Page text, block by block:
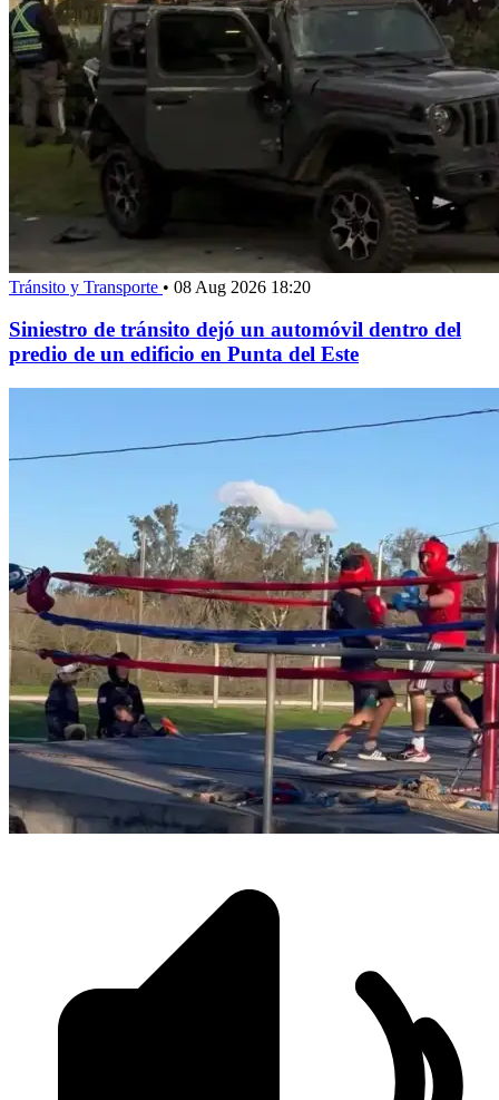
Tránsito y Transporte • 08 Aug 2026 18:20
Siniestro de tránsito dejó un automóvil dentro del
predio de un edificio en Punta del Este